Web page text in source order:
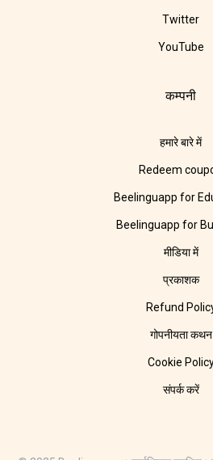
Twitter
YouTube
कम्पनी
हमारे बारे में
Redeem
Beelinguapp for
Beelinguapp for
मीडिया में
प्रकाशक
Refund
गोपनीयता कथन
Cookie
संपर्क करें